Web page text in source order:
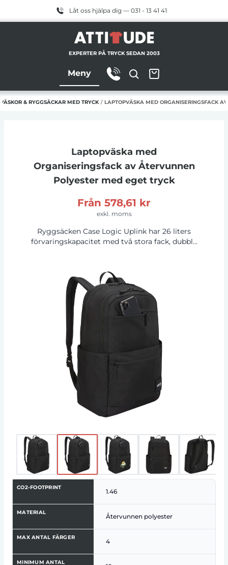
Låt oss hjälpa dig — 031 - 13 41 41
EXPERTER PÅ TRYCK SEDAN 2003
Meny
VÄSKOR & RYGGSÄCKAR MED TRYCK / LAPTOPVÄSKA MED ORGANISERINGSFACK
Laptopväska med
Organiseringsfack av Återvunnen
Polyestermed eget tryck
Från 578,61 kr
exkl. moms
Ryggsäcken Case Logic Uplink har 26 liters
förvaringskapacitet med två stora fack, dubbla
600D polyester kombinerat med en botten av
vadderad, slitstark 100 % återvunnen 1200D
polyester. De formade axelremmarna och en
quiltad, helt vadderad ryggpanel garanterar en
bekväm bärupplevelse. Med ett 15,6-tums
vadderat laptopfack, ett 10-tums surfplattefack,
två stora sidofickor för vattenflaskor eller andra
småsaker samt en organiseringsficka framtill
för små elektronikprodukter, pennor och
nycklar. Det rymliga huvudfacket är utformat
för att rymma böcker och mappar och ett
sekundärt fack för ytterligare
anteckningsböcker, hörlurar och personliga
föremål, plus en liten blixtlåsförsedd privat
ficka. Den snabbåtkomliga framfickan rymmer
CO2-FOOTPRINT
1.46
MATERIAL
Återvunnen polyester
MAX ANTAL FÄRGER
4
MINIMUM ANTAL